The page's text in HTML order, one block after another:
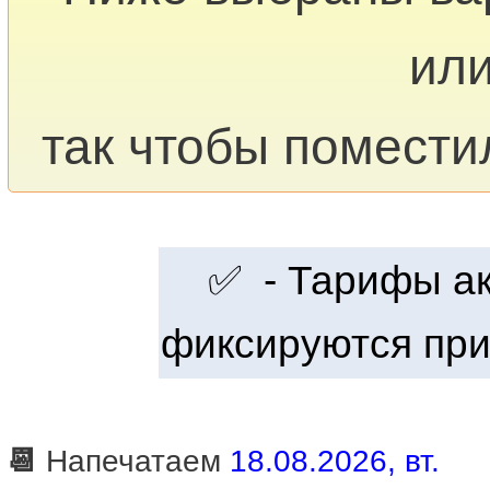
так чтобы
✅ - Тарифы
фиксируются
📆 Напечатаем 18.08.2026, вт.